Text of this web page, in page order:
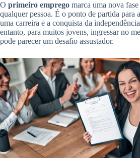
O primeiro emprego marca uma nova
qualquer pessoa. É o ponto de partida para
uma carreira e a conquista da
entanto, para muitos jovens, ingressar no
pode parecer um desafio assustador.